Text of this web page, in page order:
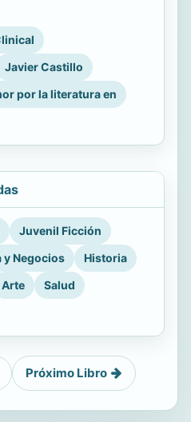
Javier Castillo
por la literatura en
Juvenil Ficción
y Negocios
Historia
Arte
Salud
Próximo Libro